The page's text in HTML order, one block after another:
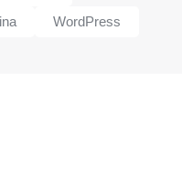
WordPress